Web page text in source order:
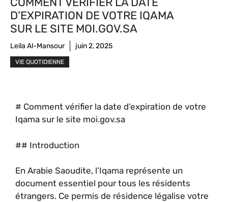
D’EXPIRATION DE VOTRE IQAMA
SUR LE SITE MOI.GOV.SA
Leila Al-Mansour juin 2, 2025
VIE QUOTIDIENNE
# Comment vérifier la date d’expiration de votre
Iqama sur le site moi.gov.sa
## Introduction
En Arabie Saoudite, l’Iqama représente un
document essentiel pour tous les résidents
étrangers. Ce permis de résidence légalise votre